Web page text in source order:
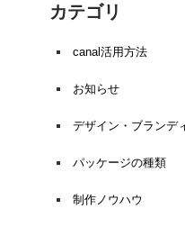
カテゴリ
canal活用方法
お知らせ
デザイン・ブランデ
パッケージの種類
制作ノウハウ